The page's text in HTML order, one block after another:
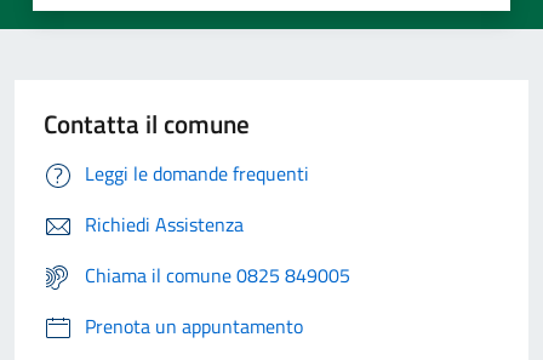
Contatta il comune
Leggi le domande frequenti
Richiedi Assistenza
Chiama il comune 0825 849005
Prenota un appuntamento